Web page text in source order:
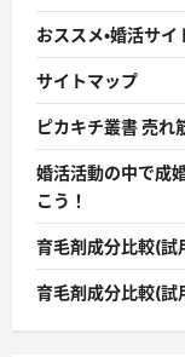
おススメ・婚活サイ
サイトマップ
ピカキチ叢書 売れ
婚活活動の中で成
こう！
育毛剤成分比較(試
育毛剤成分比較(試